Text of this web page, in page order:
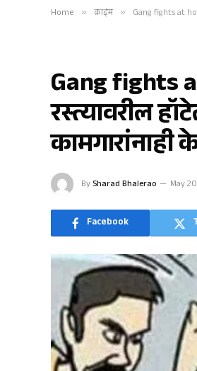
Home » क्राईम » Gang fights at
Gang fights
रस्त्यावरील
कामगारांनाही
By Sharad Bhalerao May
Facebook